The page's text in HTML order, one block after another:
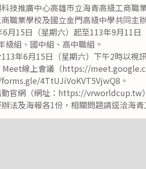
技推廣中心高雄市立海青高級工商
職業學校及國立金門高級中學共同主
月15日（星期六）起至113年9月11日
級組、國中組、高中職組。
年6月15日（星期六）下午2時以視
Meet線上會議（https://
4TtUJiVoKVT5VjwQ8。
動官網（網址：https://vrworldcup.tw
法及海報各1份，相關問題請逕洽海